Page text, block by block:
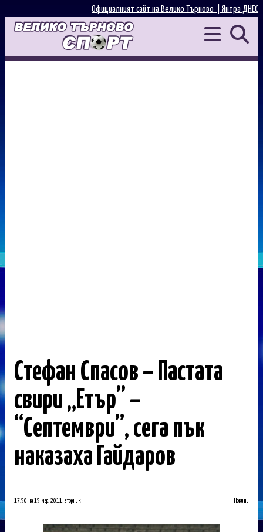
Янтра ДНЕС
Официалният сайт на Велико Търново |
Стефан Спасов – Пастата
свири „Етър” –
“Септември”, сега пък
наказаха Гайдаров
17:50 на 15 мар. 2011, вторник Новини